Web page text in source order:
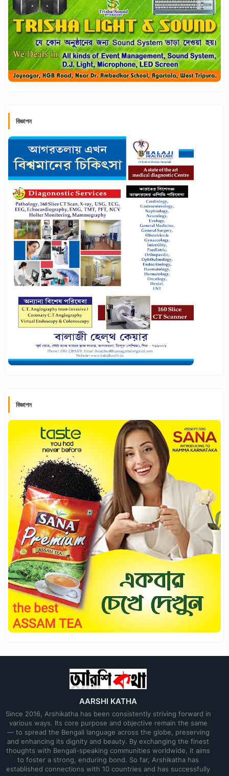
বিজ্ঞাপন
বিজ্ঞাপন
AARSHI KATHA
Since 2016, Arshikatha has been consistently striving forward in
various ways. Its core purpose and objective remain the same
— to spread the Bengali language across the globe, preserving
and enhancing its dignity and beauty. By exchanging the finest
thoughts with Bengali-speaking communities worldwide, it aims
to foster a strong, enduring bond. So far, Arshikatha has
established connections with 10 countries and has successfully